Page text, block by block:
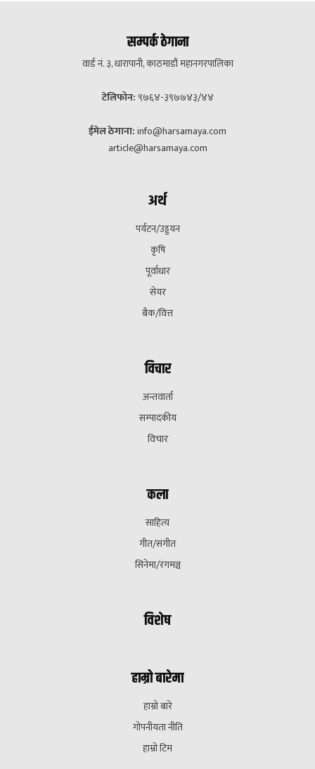
सम्पर्क ठेगाना
वार्ड नं. ३, धारापानी, काठमाडौं महानगरपालिका
टेलिफोन: ९७६४-३९७७४३/४४
ईमेल ठेगाना:info@harsamaya.com
article@harsamaya.com
अर्थ
पर्यटन/उड्डयन
कृषि
पूर्वाधार
सेयर
बैक/वित्त
विचार
अन्तवार्ता
सम्पादकीय
विचार
कला
साहित्य
गीत/संगीत
सिनेमा/रंगमञ्च
विशेष
हाम्रो बारेमा
हाम्रो बारे
गोपनीयता नीति
हाम्रो टिम